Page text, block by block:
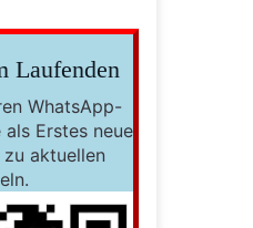
Laufenden
WhatsApp-
Erstes neue
aktuellen